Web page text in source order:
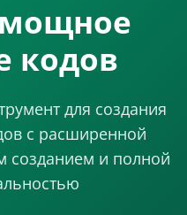
мощное
кодов
для создания
с расширенной
созданием и полной